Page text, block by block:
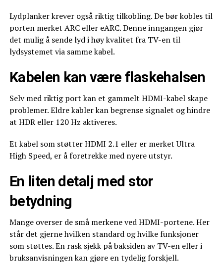
Lydplanker krever også riktig tilkobling. De bør kobles til
porten merket ARC eller eARC. Denne inngangen gjør
det mulig å sende lyd i høy kvalitet fra TV-en til
lydsystemet via samme kabel.
Kabelen kan være flaskehalsen
Selv med riktig port kan et gammelt HDMI-kabel skape
problemer. Eldre kabler kan begrense signalet og hindre
at HDR eller 120 Hz aktiveres.
Et kabel som støtter HDMI 2.1 eller er merket Ultra
High Speed, er å foretrekke med nyere utstyr.
En liten detalj med stor
betydning
Mange overser de små merkene ved HDMI-portene. Her
står det gjerne hvilken standard og hvilke funksjoner
som støttes. En rask sjekk på baksiden av TV-en eller i
bruksanvisningen kan gjøre en tydelig forskjell.